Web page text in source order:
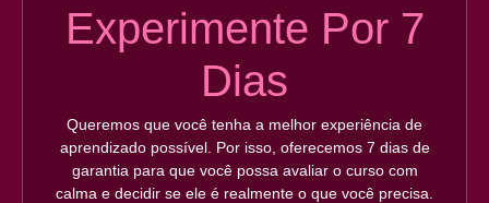
Experimente Por 7
Dias
Queremos que você tenha a melhor experiência de
aprendizado possível. Por isso, oferecemos 7 dias de
garantia para que você possa avaliar o curso com
calma e decidir se ele é realmente o que você precisa.